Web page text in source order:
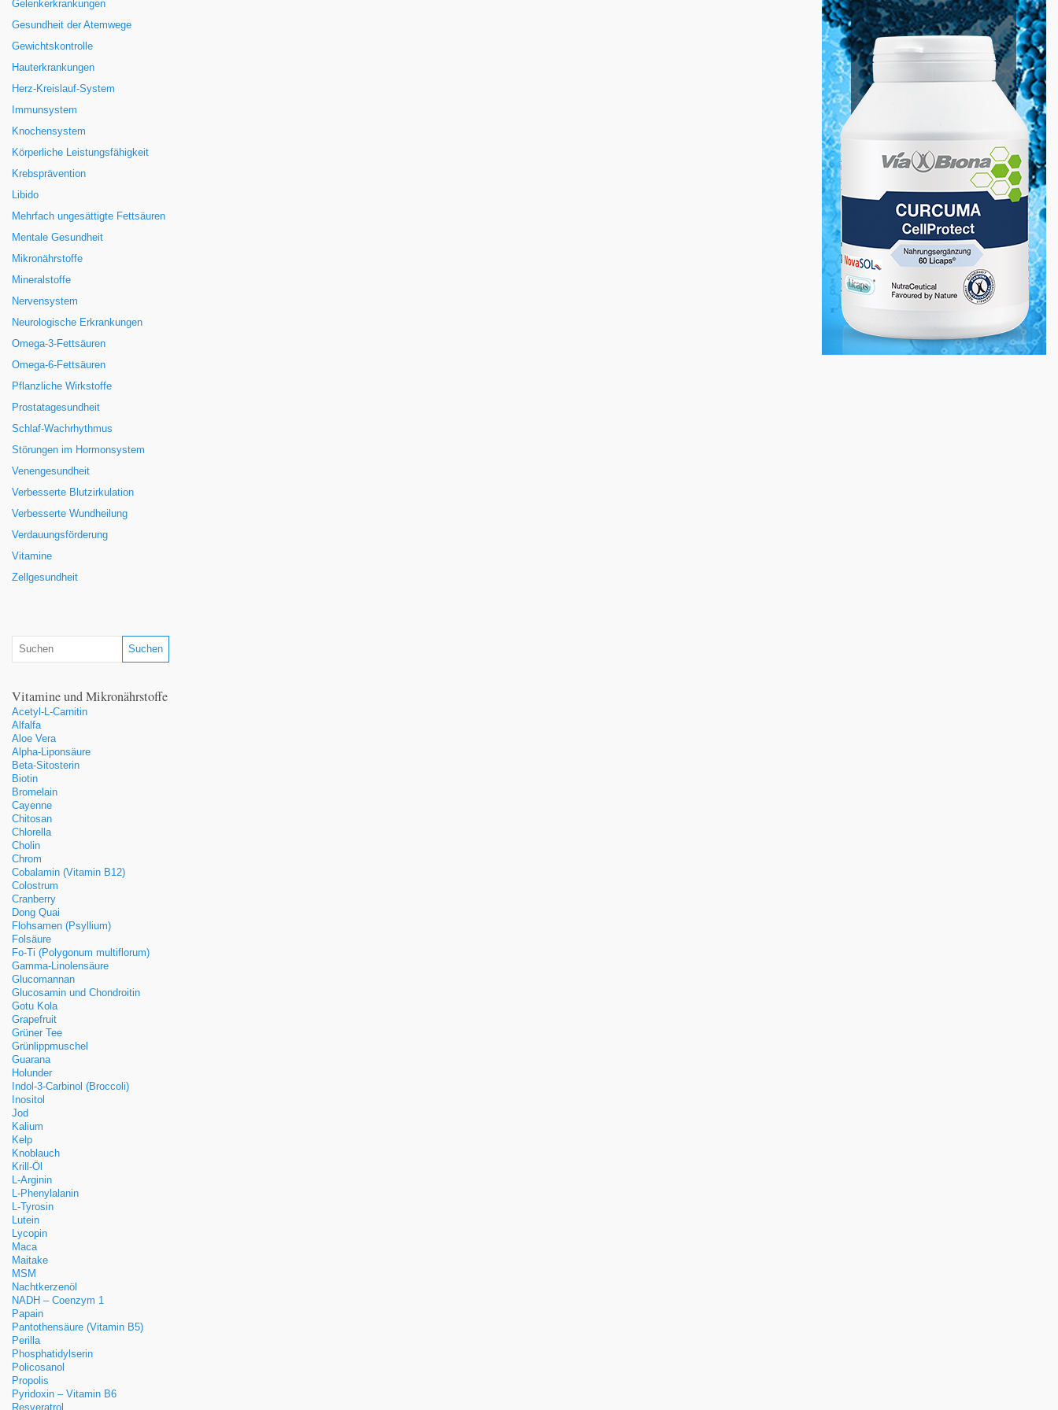
Gelenkerkrankungen
Gesundheit der Atemwege
Gewichtskontrolle
Hauterkrankungen
Herz-Kreislauf-System
Immunsystem
Knochensystem
Körperliche Leistungsfähigkeit
Krebsprävention
Libido
Mehrfach ungesättigte Fettsäuren
Mentale Gesundheit
Mikronährstoffe
Mineralstoffe
Nervensystem
Neurologische Erkrankungen
Omega-3-Fettsäuren
Omega-6-Fettsäuren
Pflanzliche Wirkstoffe
Prostatagesundheit
Schlaf-Wachrhythmus
Störungen im Hormonsystem
Venengesundheit
Verbesserte Blutzirkulation
Verbesserte Wundheilung
Verdauungsförderung
Vitamine
Zellgesundheit
Vitamine und Mikronährstoffe
Acetyl-L-Carnitin
Alfalfa
Aloe Vera
Alpha-Liponsäure
Beta-Sitosterin
Biotin
Bromelain
Cayenne
Chitosan
Chlorella
Cholin
Chrom
Cobalamin (Vitamin B12)
Colostrum
Cranberry
Dong Quai
Flohsamen (Psyllium)
Folsäure
Fo-Ti (Polygonum multiflorum)
Gamma-Linolensäure
Glucomannan
Glucosamin und Chondroitin
Gotu Kola
Grapefruit
Grüner Tee
Grünlippmuschel
Guarana
Holunder
Indol-3-Carbinol (Broccoli)
Inositol
Jod
Kalium
Kelp
Knoblauch
Krill-Öl
L-Arginin
L-Phenylalanin
L-Tyrosin
Lutein
Lycopin
Maca
Maitake
MSM
Nachtkerzenöl
NADH – Coenzym 1
Papain
Pantothensäure (Vitamin B5)
Perilla
Phosphatidylserin
Policosanol
Propolis
Pyridoxin – Vitamin B6
Resveratrol